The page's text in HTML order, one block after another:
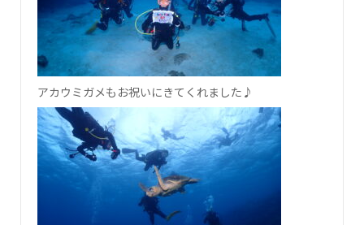
アカウミガメもお祝いにきてくれました♪